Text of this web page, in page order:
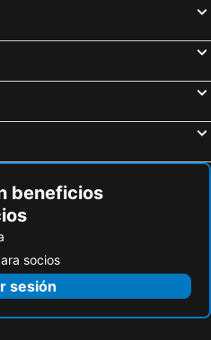
Rumichaca
Reina Isabella
beneficios
socios
sesión